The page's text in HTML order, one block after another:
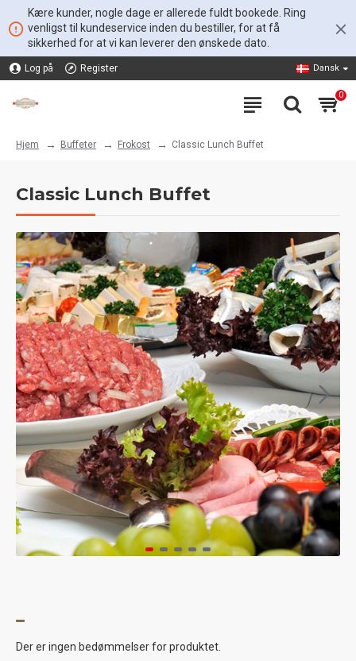
Kære kunder, nogle dage er allerede fuldt bookede. Ring
venligst til kundeservice inden du bestiller, for at få
sikkerhed for at vi kan leverer den ønskede dato.
Log på Register Dansk
0
Hjem Buffeter Frokost Classic Lunch Buffet
Classic Lunch Buffet
Der er ingen bedømmelser for produktet.